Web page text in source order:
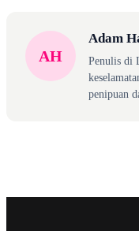
AH
Adam
Penulis di
penipuan